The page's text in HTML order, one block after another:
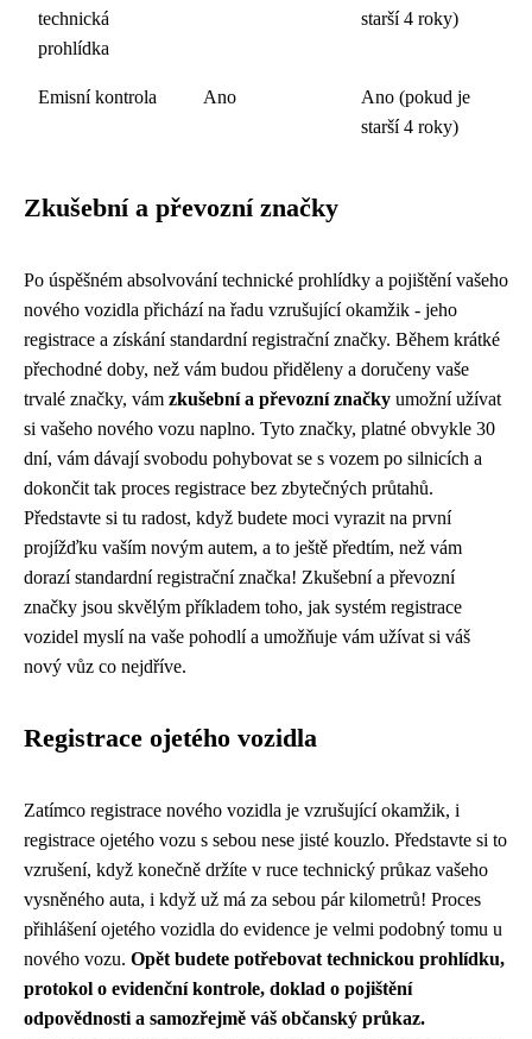
technická
prohlídka
starší 4 roky)
Emisní kontrola Ano
Ano (pokud je
starší 4 roky)
Zkušební a převozní značky
Po úspěšném absolvování technické prohlídky a pojištění vašeho
nového vozidla přichází na řadu vzrušující okamžik - jeho
registrace a získání standardní registrační značky. Během krátké
přechodné doby, než vám budou přiděleny a doručeny vaše
trvalé značky, vám zkušební a převozní značky umožní užívat
si vašeho nového vozu naplno. Tyto značky, platné obvykle 30
dní, vám dávají svobodu pohybovat se s vozem po silnicích a
dokončit tak proces registrace bez zbytečných průtahů.
Představte si tu radost, když budete moci vyrazit na první
projížďku vaším novým autem, a to ještě předtím, než vám
dorazí standardní registrační značka! Zkušební a převozní
značky jsou skvělým příkladem toho, jak systém registrace
vozidel myslí na vaše pohodlí a umožňuje vám užívat si váš
nový vůz co nejdříve.
Registrace ojetého vozidla
Zatímco registrace nového vozidla je vzrušující okamžik, i
registrace ojetého vozu s sebou nese jisté kouzlo. Představte si to
vzrušení, když konečně držíte v ruce technický průkaz vašeho
vysněného auta, i když už má za sebou pár kilometrů! Proces
přihlášení ojetého vozidla do evidence je velmi podobný tomu u
nového vozu. Opět budete potřebovat technickou prohlídku,
protokol o evidenční kontrole, doklad o pojištění
odpovědnosti a samozřejmě váš občanský průkaz.